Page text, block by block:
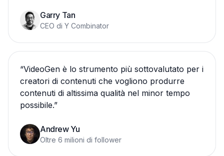
Garry Tan
CEO di Y Combinator
“VideoGen è lo strumento più sottovalutato per i
creatori di contenuti che vogliono produrre
contenuti di altissima qualità nel minor tempo
possibile.”
Andrew Yu
Oltre 6 milioni di follower